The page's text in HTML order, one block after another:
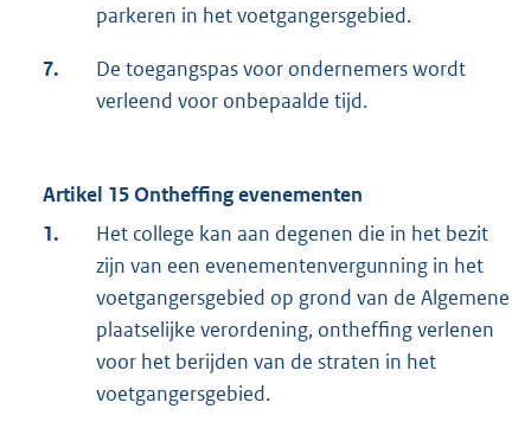
parkeren in het voetgangersgebied.
7.
De toegangspas voor ondernemers wordt
verleend voor onbepaalde tijd.
Artikel 15 Ontheffing evenementen
1.
Het college kan aan degenen die in het bezit
zijn van een evenementenvergunning in het
voetgangersgebied op grond van de Algemene
plaatselijke verordening, ontheffing verlenen
voor het berijden van de straten in het
voetgangersgebied.